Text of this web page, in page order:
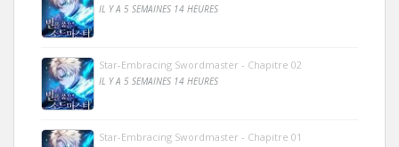
IL Y A 5 SEMAINES 14 HEURES
Star-Embracing Swordmaster - Chapitre 02
IL Y A 5 SEMAINES 14 HEURES
Star-Embracing Swordmaster - Chapitre 01